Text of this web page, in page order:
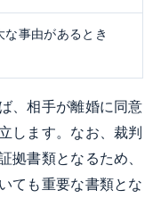
事由があるとき
、相手が離婚に同意
します。なお、裁判
拠書類となるため、
ても重要な書類とな